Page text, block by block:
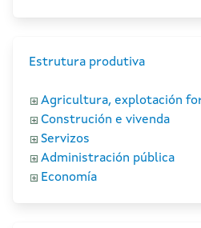
Estrutura produtiva
Agricultura, explotación
Construción e vivenda
Servizos
Administración pública
Economía